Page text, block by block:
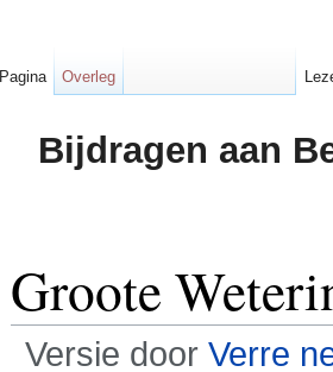
Bijdragen aan
Groote
Versie door Verre
Pagina Overleg